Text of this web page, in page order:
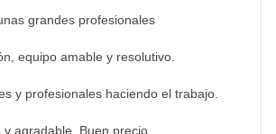
grandes profesionales
equipo amable y resolutivo.
y profesionales haciendo el trabajo.
agradable. Buen precio